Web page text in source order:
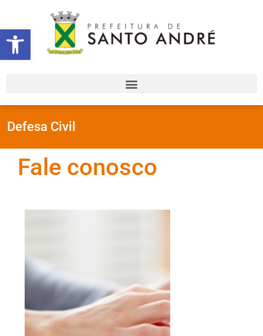
Abrir a barra de ferramentas
Defesa Civil
Fale conosco